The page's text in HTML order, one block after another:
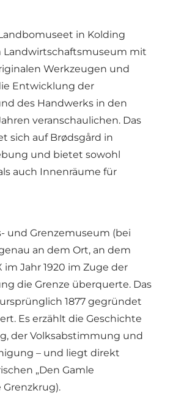
in Kolding
Landwirtschaftsmuseum mit
Werkzeugen und
Entwicklung der
des Handwerks in den
veranschaulichen. Das
sich auf Brødsgård in
und bietet sowohl
auch Innenräume für
und Grenzemuseum (bei
an dem Ort, an dem
im Jahr 1920 im Zuge der
die Grenze überquerte. Das
1877 gegründet
Es erzählt die Geschichte
der Volksabstimmung und
– und liegt direkt
„Den Gamle
Grenzkrug).